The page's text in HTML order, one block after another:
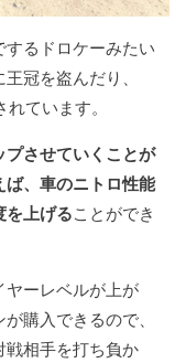
るドロケーみたい
冠を盗んだり、
れています。
プさせていくことが
、車のニトロ性能
を上げることができ
ヤーレベルが上が
購入できるので、
戦相手を打ち負か